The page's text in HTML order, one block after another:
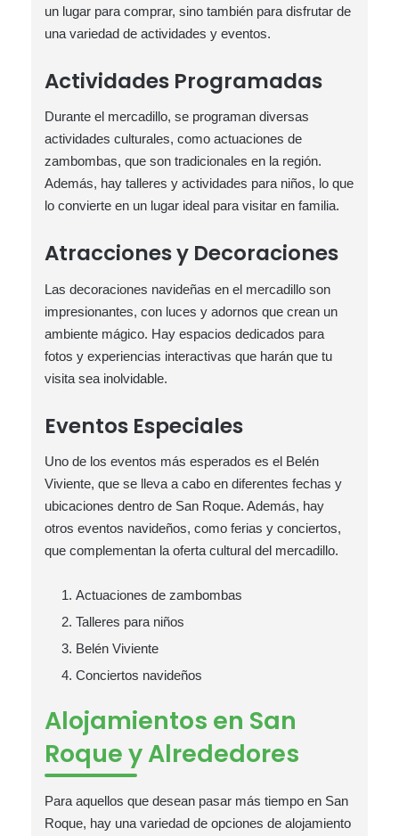
un lugar para comprar, sino también para disfrutar de
una variedad de actividades y eventos.
Actividades Programadas
Durante el mercadillo, se programan diversas
actividades culturales, como actuaciones de
zambombas, que son tradicionales en la región.
Además, hay talleres y actividades para niños, lo que
lo convierte en un lugar ideal para visitar en familia.
Atracciones y Decoraciones
Las decoraciones navideñas en el mercadillo son
impresionantes, con luces y adornos que crean un
ambiente mágico. Hay espacios dedicados para
fotos y experiencias interactivas que harán que tu
visita sea inolvidable.
Eventos Especiales
Uno de los eventos más esperados es el Belén
Viviente, que se lleva a cabo en diferentes fechas y
ubicaciones dentro de San Roque. Además, hay
otros eventos navideños, como ferias y conciertos,
que complementan la oferta cultural del mercadillo.
Actuaciones de zambombas
Talleres para niños
Belén Viviente
Conciertos navideños
Alojamientos en San
Roque y Alrededores
Para aquellos que desean pasar más tiempo en San
Roque, hay una variedad de opciones de alojamiento